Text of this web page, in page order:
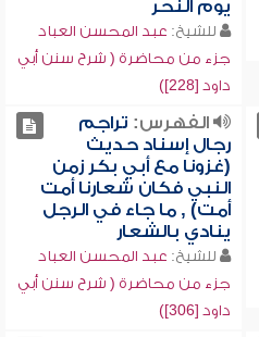
يوم النحر
للشيخ: عبد المحسن العباد
جزء من محاضرة ( شرح سنن أبي
داود [228])
الفهرس: تراجم
رجال إسناد حديث
(غزونا مع أبي بكر زمن
النبي فكان شعارنا أمت
أمت) , ما جاء في الرجل
ينادي بالشعار
للشيخ: عبد المحسن العباد
جزء من محاضرة ( شرح سنن أبي
داود [306])